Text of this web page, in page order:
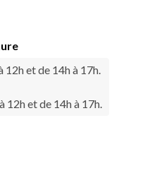
et de 14h à 17h.
12h et de 14h à 17h.